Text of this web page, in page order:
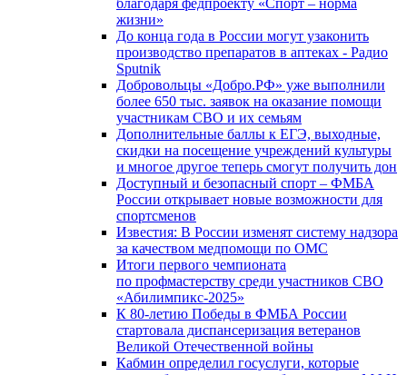
благодаря федпроекту «Спорт – норма
жизни»
До конца года в России могут узаконить
производство препаратов в аптеках - Радио
Sputnik
Добровольцы «Добро.РФ» уже выполнили
более 650 тыс. заявок на оказание помощи
участникам СВО и их семьям
Дополнительные баллы к ЕГЭ, выходные,
скидки на посещение учреждений культуры
и многое другое теперь смогут получить дон
Доступный и безопасный спорт – ФМБА
России открывает новые возможности для
спортсменов
Известия: В России изменят систему надзора
за качеством медпомощи по ОМС
Итоги первого чемпионата
по профмастерству среди участников СВО
«Абилимпикс-2025»
К 80-летию Победы в ФМБА России
стартовала диспансеризация ветеранов
Великой Отечественной войны
Кабмин определил госуслуги, которые